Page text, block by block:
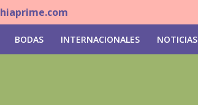
BODAS INTERNACIONALES NOTICIAS